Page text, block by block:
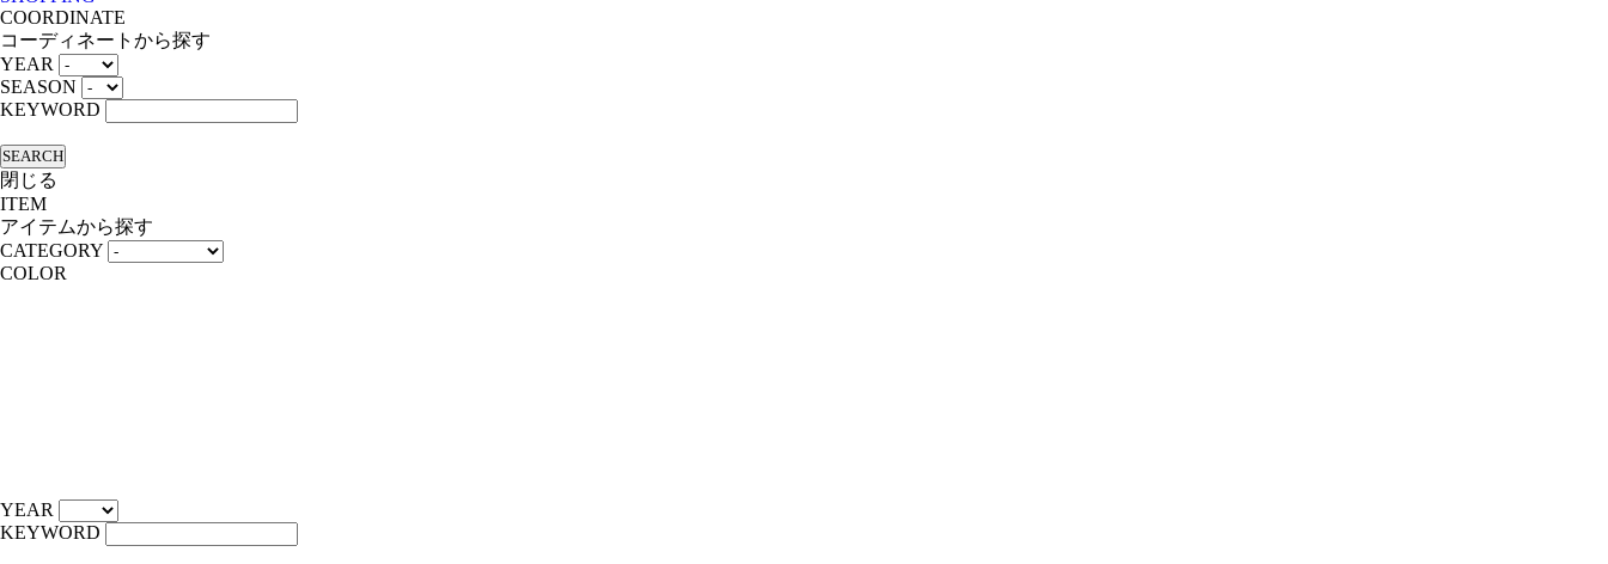
COORDINATE
コーディネートから探す
YEAR
SEASON
KEYWORD
SEARCH
閉じる
ITEM
アイテムから探す
CATEGORY
COLOR
YEAR
KEYWORD